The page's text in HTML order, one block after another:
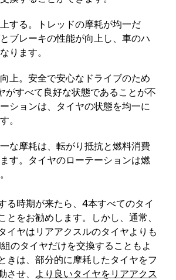
する。トレッドの摩耗が均一だ
ブレーキの性能が向上し、車のハ
ります。
上。安全で安心なドライブのため
がすべて良好な状態であることが不
ションは、タイヤの状態を均一に
。
な摩耗は、転がり抵抗と燃料消費
す。タイヤのローテーションは燃
る時期が来たら、4本すべてのタイ
とをお勧めします。しかし、通常、
イヤはリアアクスルのタイヤよりも
のタイヤだけを交換することもよ
きは、部分的に摩耗したタイヤをフ
させ、 より良いタイヤをリアアクス